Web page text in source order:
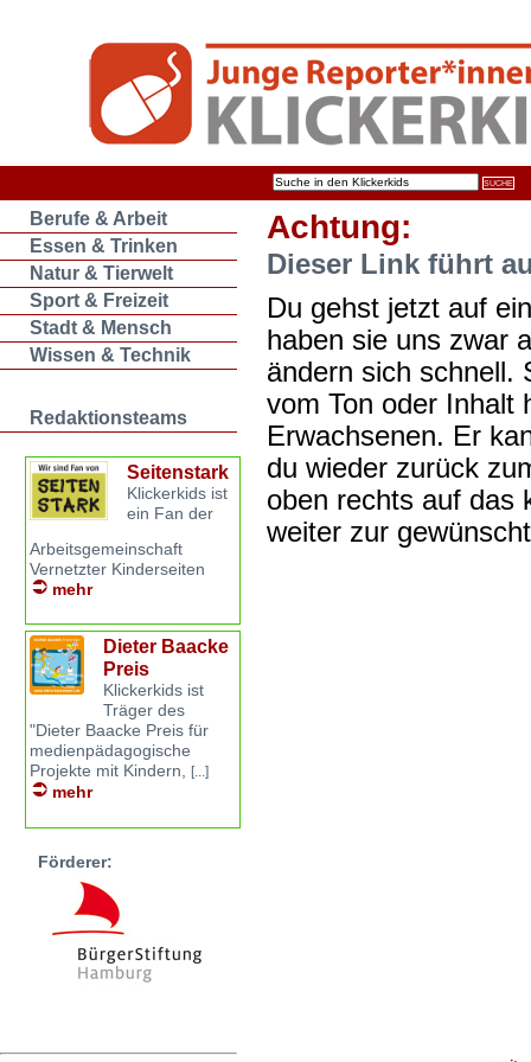
Berufe & Arbeit
Essen & Trinken
Natur & Tierwelt
Sport & Freizeit
Stadt & Mensch
Wissen & Technik
Redaktionsteams
Seitenstark
Klickerkids ist
ein Fan der
Arbeitsgemeinschaft
Vernetzter Kinderseiten
mehr
Dieter Baacke
Preis
Klickerkids ist
Träger des
"Dieter Baacke Preis für
medienpädagogische
Projekte mit Kindern, [...]
mehr
Förderer:
Achtung:
Dieser Link führt
Du gehst jetzt auf
haben sie uns zwar
ändern sich schnell.
vom Ton oder Inhalt
Erwachsenen. Er
du wieder zurück
oben rechts auf das
weiter zur